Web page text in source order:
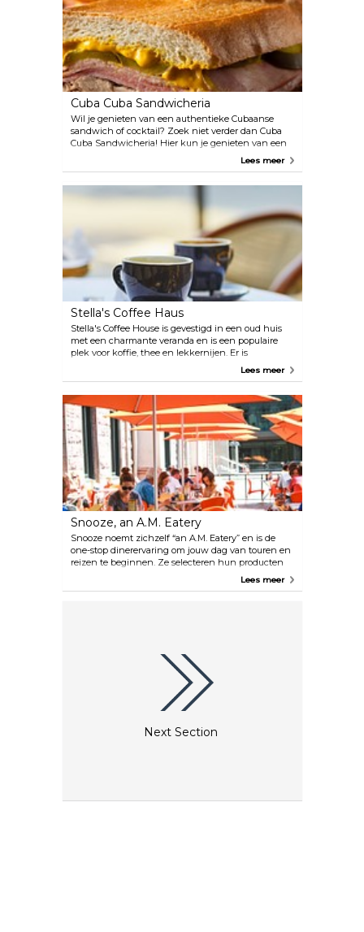
Cuba Cuba Sandwicheria
Wil je genieten van een authentieke Cubaanse
sandwich of cocktail? Zoek niet verder dan Cuba
Cuba Sandwicheria! Hier kun je genieten van een
ruime keuze aan heerlijke sandwiches en
rundergehakt, tomaat, ui en paprika), plus
kwaliteitsdranken zoals sangria, mojito en Cuba
Cuba Margarita, die je zeker naar het Caribisch
gebied zullen brengen met hun verfrissende
Lees meer
Stella's Coffee Haus
Stella's Coffee House is gevestigd in een oud huis
met een charmante veranda en is een populaire
plek voor koffie, thee en lekkernijen. Er is
voldoende zitruimte, waaronder een patio waar je
Lees meer
Snooze, an A.M. Eatery
Snooze noemt zichzelf “an A.M. Eatery” en is de
one-stop dinerervaring om jouw dag van touren en
reizen te beginnen. Ze selecteren hun producten
met de hand om alleen natuurlijke gerechten te
bereiden, waarbij alle gerechten helemaal opnieuw
Lees meer
Next Section